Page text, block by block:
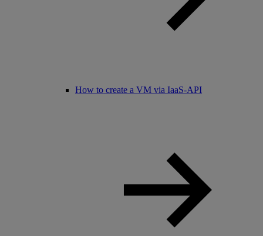
How to create a VM via IaaS-API